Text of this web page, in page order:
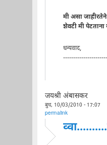
मी असा
शेवटी मी
धन्यवाद,
जयश्री अंबासकर
बुध, 10/03/2010 - 17:07
permalink